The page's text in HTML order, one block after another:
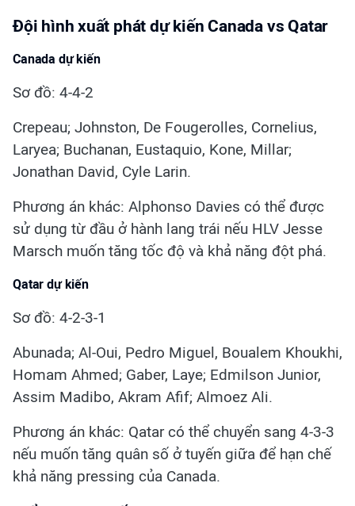
Đội hình xuất phát dự kiến Canada vs Qatar
Canada dự kiến
Sơ đồ: 4-4-2
Crepeau; Johnston, De Fougerolles, Cornelius,
Laryea; Buchanan, Eustaquio, Kone, Millar;
Jonathan David, Cyle Larin.
Phương án khác: Alphonso Davies có thể được
sử dụng từ đầu ở hành lang trái nếu HLV Jesse
Marsch muốn tăng tốc độ và khả năng đột phá.
Qatar dự kiến
Sơ đồ: 4-2-3-1
Abunada; Al-Oui, Pedro Miguel, Boualem Khoukhi,
Homam Ahmed; Gaber, Laye; Edmilson Junior,
Assim Madibo, Akram Afif; Almoez Ali.
Phương án khác: Qatar có thể chuyển sang 4-3-3
nếu muốn tăng quân số ở tuyến giữa để hạn chế
khả năng pressing của Canada.